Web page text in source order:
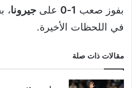
بفوز صعب 1-0 على جيرونا،
في اللحظات الأخيرة.
مقالات ذات صلة